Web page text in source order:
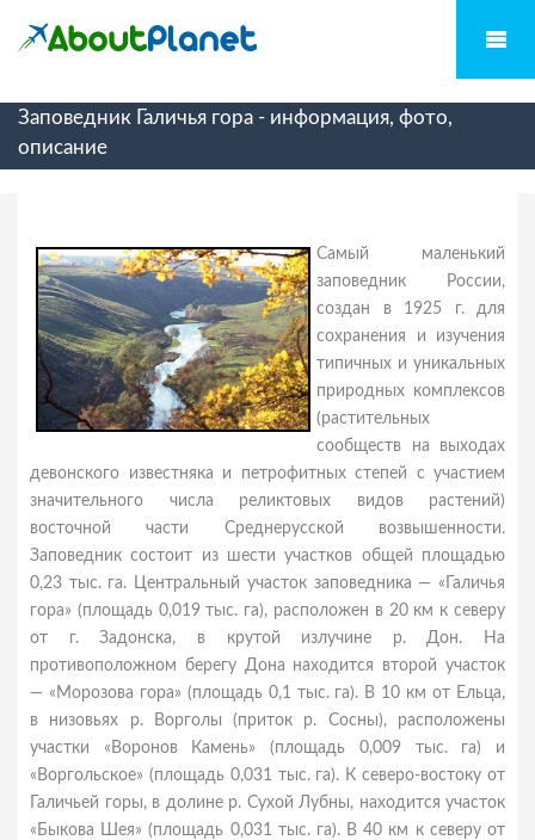
Заповедник Галичья гора - информация, фото,
описание
Самый маленький
заповедник России,
создан в 1925 г. для
сохранения и изучения
типичных и уникальных
природных комплексов
(растительных
сообществ на выходах
девонского известняка и петрофитных степей с участием
значительного числа реликтовых видов растений)
восточной части Среднерусской возвышенности.
Заповедник состоит из шести участков общей площадью
0,23 тыс. га. Центральный участок заповедника — «Галичья
гора» (площадь 0,019 тыс. га), расположен в 20 км к северу
от г. Задонска, в крутой излучине р. Дон. На
противоположном берегу Дона находится второй участок
— «Морозова гора» (площадь 0,1 тыс. га). В 10 км от Ельца,
в низовьях р. Ворголы (приток р. Сосны), расположены
участки «Воронов Камень» (площадь 0,009 тыс. га) и
«Воргольское» (площадь 0,031 тыс. га). К северо-востоку от
Галичьей горы, в долине р. Сухой Лубны, находится участок
«Быкова Шея» (площадь 0,031 тыс. га). В 40 км к северу от